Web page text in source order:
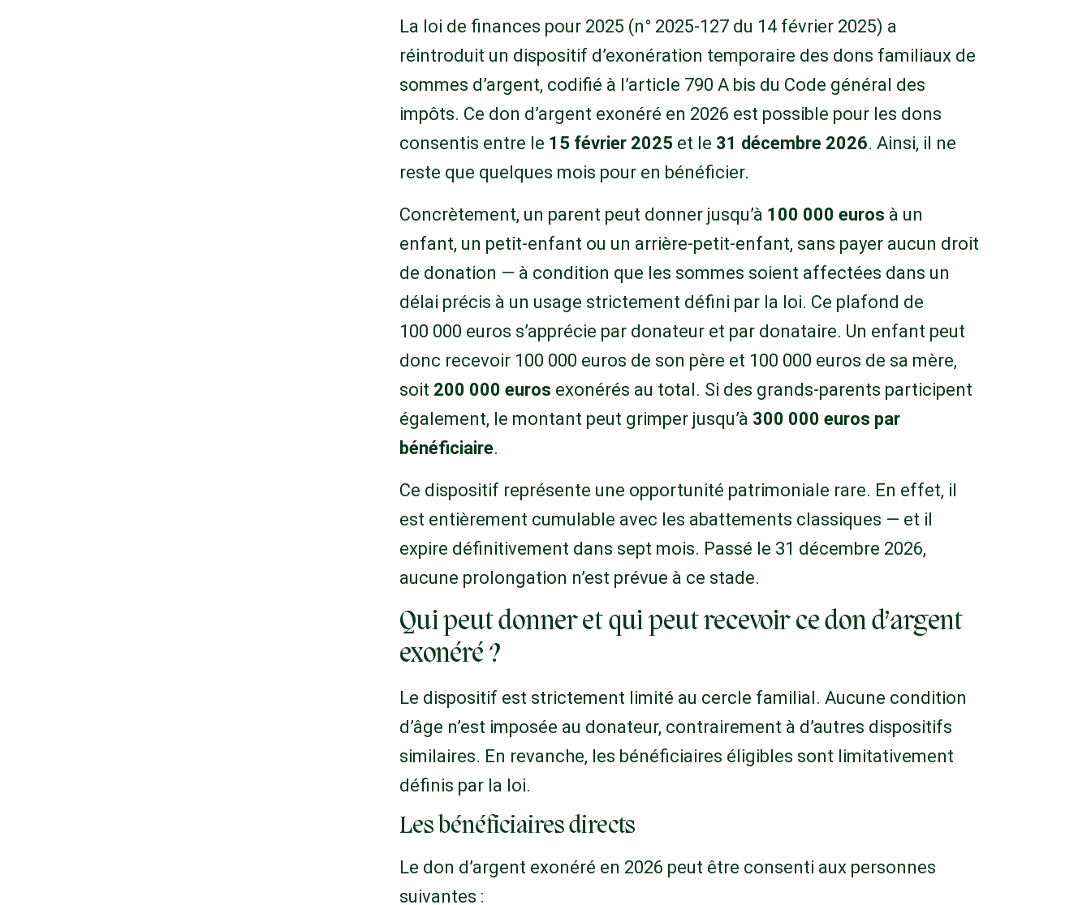
La loi de finances pour 2025 (n° 2025-127 du 14 février 2025) a
réintroduit un dispositif d’exonération temporaire des dons familiaux de
sommes d’argent, codifié à l’article 790 A bis du Code général des
impôts. Ce don d’argent exonéré en 2026 est possible pour les dons
consentis entre le 15 février 2025 et le 31 décembre 2026. Ainsi, il ne
reste que quelques mois pour en bénéficier.
Concrètement, un parent peut donner jusqu’à 100 000 euros à un
enfant, un petit-enfant ou un arrière-petit-enfant, sans payer aucun droit
de donation — à condition que les sommes soient affectées dans un
délai précis à un usage strictement défini par la loi. Ce plafond de
100 000 euros s’apprécie par donateur et par donataire. Un enfant peut
donc recevoir 100 000 euros de son père et 100 000 euros de sa mère,
soit 200 000 euros exonérés au total. Si des grands-parents participent
également, le montant peut grimper jusqu’à 300 000 euros par
bénéficiaire.
Ce dispositif représente une opportunité patrimoniale rare. En effet, il
est entièrement cumulable avec les abattements classiques — et il
expire définitivement dans sept mois. Passé le 31 décembre 2026,
aucune prolongation n’est prévue à ce stade.
Qui peut donner et qui peut recevoir ce don d’argent
exonéré ?
Le dispositif est strictement limité au cercle familial. Aucune condition
d’âge n’est imposée au donateur, contrairement à d’autres dispositifs
similaires. En revanche, les bénéficiaires éligibles sont limitativement
définis par la loi.
Les bénéficiaires directs
Le don d’argent exonéré en 2026 peut être consenti aux personnes
suivantes :